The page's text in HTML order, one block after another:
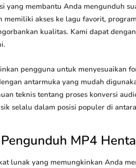
yang membantu Anda mengunduh
akses ke lagu favorit,
kualitas. Kami dapat
pengguna untuk menyesuaikan
antarmuka yang mudah
teknis tentang proses konversi
selalu dalam posisi populer di
Pengunduh MP4
lunak yang memungkinkan Anda